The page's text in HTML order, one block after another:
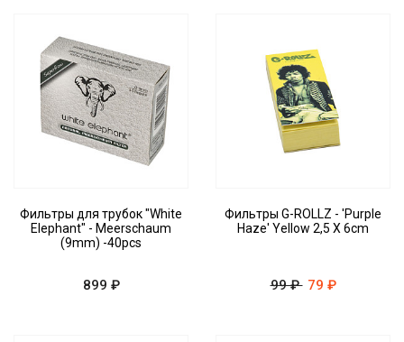
Фильтры для трубок "White
Elephant" - Meerschaum
(9mm) -40pcs
899 ₽
Фильтры G-ROLLZ - 'Purple
Haze' Yellow 2,5 X 6cm
99 ₽ 79 ₽